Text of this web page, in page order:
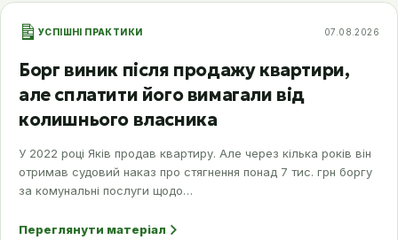
УСПІШНІ ПРАКТИКИ 07.08.2026
Борг виник після продажу квартири,
але сплатити його вимагали від
колишнього власника
У 2022 році Яків продав квартиру. Але через кілька років він
отримав судовий наказ про стягнення понад 7 тис. грн боргу
за комунальні послуги щодо…
Переглянути матеріал